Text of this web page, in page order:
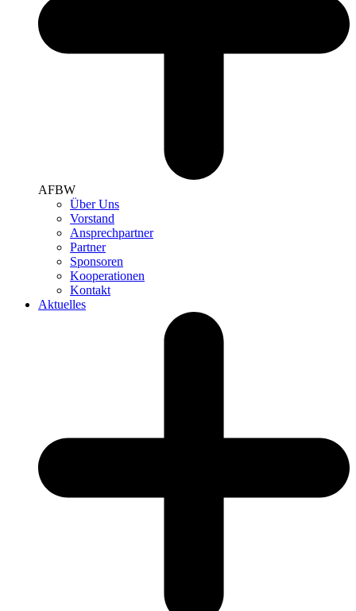
AFBW
Über Uns
Vorstand
Ansprechpartner
Partner
Sponsoren
Kooperationen
Kontakt
Aktuelles